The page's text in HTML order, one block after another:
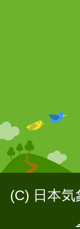
(C) 日本気